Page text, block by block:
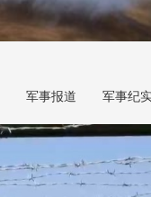
军事报道 军事纪